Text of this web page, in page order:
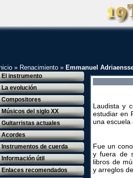
» Renacimiento » Emmanuel
El instrumento
La evolución
Compositores
Músicos del siglo XX
Guitarristas actuales
Acordes
Instrumentos de cuerda
Información útil
Enlaces recomendados
Laudista y
estudiar en
una escuela
Fue un
y fuera de
libros de
y arreglos